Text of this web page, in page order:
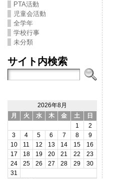
PTA活動
児童会活動
全学年
学校行事
未分類
サイト内検索
2026年8月
月
火 水 木 金 土 日
1
2
3
4 5 6 7 8
9
10
11 12 13 14 15
16
17
18 19 20 21 22
23
24
25 26 27 28 29
30
31